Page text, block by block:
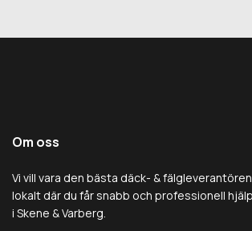
Om oss
Vi vill vara den bästa däck- & fälgleverantören
lokalt där du får snabb och professionell hjälp
i Skene & Varberg.